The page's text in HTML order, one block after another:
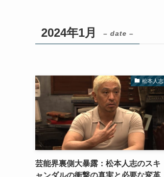
2024年1月 – date –
松本人志
芸能界裏側大暴露：松本人志のスキ